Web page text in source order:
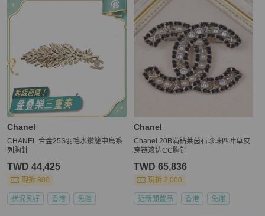
Chanel
CHANEL 合金25S羽毛水鑽籠中鳥系
列胸針
TWD 44,425
現折 800
狀況良好 香港 免運
Chanel
Chanel 20B满钻莱茵石珍珠四叶草皮
穿链滚边CC胸针
TWD 65,836
現折 2,000
近新閒置品 香港 免運